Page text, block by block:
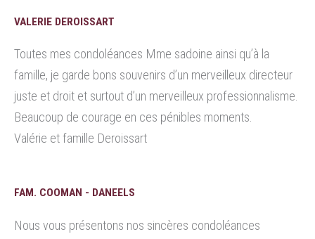
VALERIE DEROISSART
Toutes mes condoléances Mme sadoine ainsi qu’à la
famille, je garde bons souvenirs d’un merveilleux directeur
juste et droit et surtout d’un merveilleux professionnalisme.
Beaucoup de courage en ces pénibles moments.
Valérie et famille Deroissart
FAM. COOMAN - DANEELS
Nous vous présentons nos sincères condoléances